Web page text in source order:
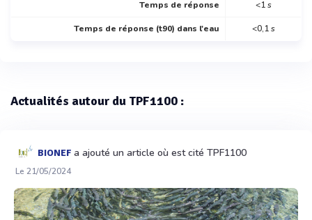
Temps de réponse <1 s
Temps de réponse (t90) dans l'eau <0,1 s
Actualités autour du TPF1100 :
BIONEF a ajouté un article où est cité TPF1100
Le 21/05/2024